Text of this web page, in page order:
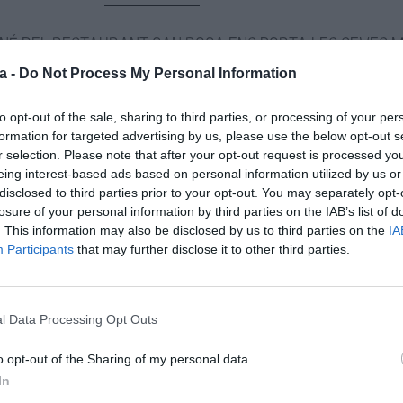
- Do Not Process My Personal Information
opt-out of the sale, sharing to third parties, or processing of your
for targeted advertising by us, please use the below opt-out
selection. Please note that after your opt-out request is processed
interest-based ads based on personal information utilized by us
to third parties prior to your opt-out. You may separately
of your personal information by third parties on the IAB’s list of
This information may also be disclosed by us to third parties on the
Participants that may further disclose it to other third parties.
Data Processing Opt Outs
opt-out of the Sharing of my personal data.
del restaurant Can Roca ens porta les seves
receptes
de bacallà és un plat fresc i deliciós i una
de cara al bon temps.
esqueixat, 250 g doli doliva verge, 2 grans d’all,
24 hores, canviant-li l‘aigua un parell de vegades.
amb un raig d’oli d’oliva verge extra, hi ofeguem els
color. Tot seguit, hi afegim el bacalla, el posem a foc
Quan comenci a desprendre aigua, apartem
anem aixafant el bacallá i els alls fins que es faci una